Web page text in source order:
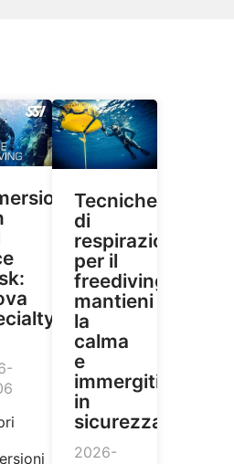
Tecniche
di
respirazione
per il
freediving:
mantieni
la
calma
e
immergiti
in
sicurezza
2026-